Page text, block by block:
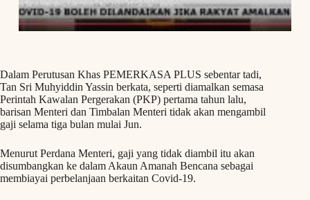
Dalam Perutusan Khas PEMERKASA PLUS sebentar tadi,
Tan Sri Muhyiddin Yassin berkata, seperti diamalkan semasa
Perintah Kawalan Pergerakan (PKP) pertama tahun lalu,
barisan Menteri dan Timbalan Menteri tidak akan mengambil
gaji selama tiga bulan mulai Jun.
Menurut Perdana Menteri, gaji yang tidak diambil itu akan
disumbangkan ke dalam Akaun Amanah Bencana sebagai
membiayai perbelanjaan berkaitan Covid-19.